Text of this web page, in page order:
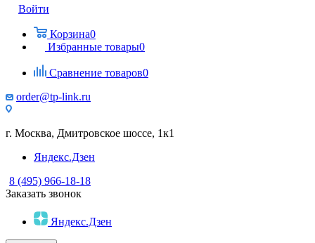
Войти
Корзина0
Избранные товары0
Сравнение товаров0
order@tp-link.ru
г. Москва, Дмитровское шоссе, 1к1
Яндекс.Дзен
8 (495) 966-18-18
Заказать звонок
Яндекс.Дзен